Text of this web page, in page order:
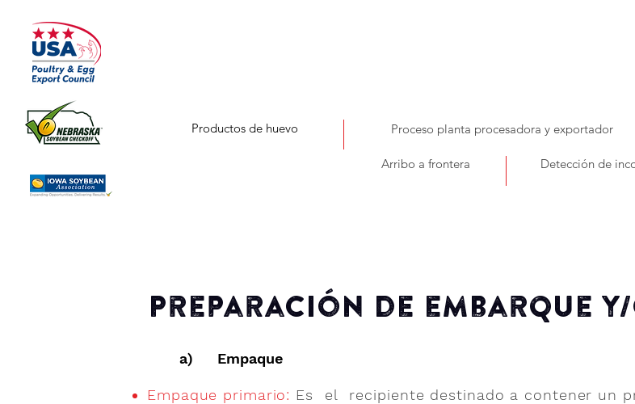
Productos de huevo Proceso planta procesadora y exportador
Arribo a frontera Detección de
Preparación de embarque
a) Empaque
Empaque primario: Es el recipiente destinado a contener un